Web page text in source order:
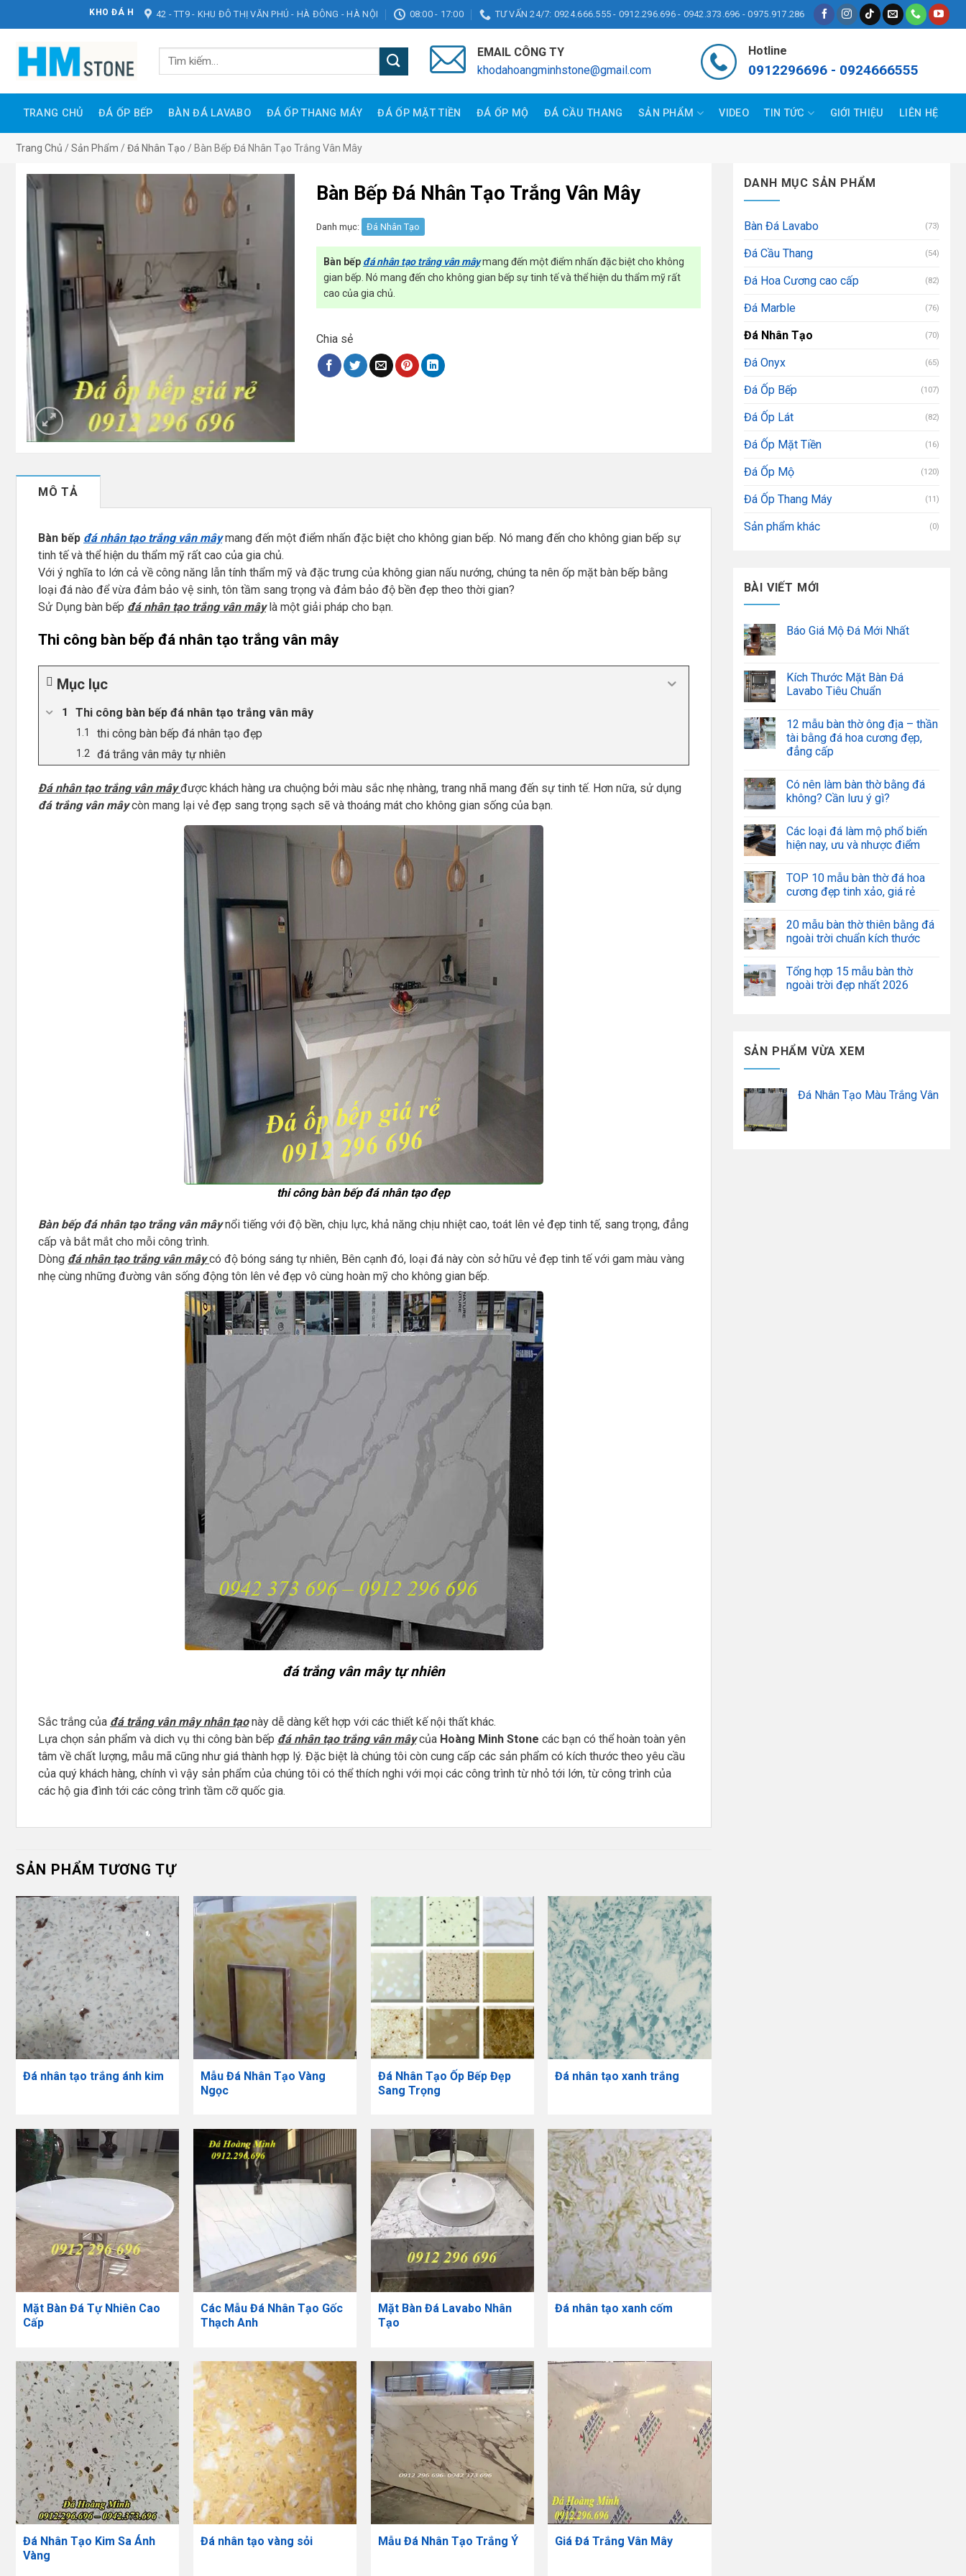
qua
ĐÁ HOÀNG MINH STONE 42 - TT9 - KHU ĐÔ THỊ VĂN PHÚ - HÀ ĐÔNG - HÀ NỘI 08:00 - 17:00 TƯ VẤN 24/7: 0924.666.555 - 0912.296.696 - 0942.373.696 - 0975.917.286
Tìm
kiếm:
EMAIL CÔNG TY
khodahoangminhstone@gmail.com
Hotline
0912296696 - 0924666555
TRANG CHỦ ĐÁ ỐP BẾP BÀN ĐÁ LAVABO ĐÁ ỐP THANG MÁY ĐÁ ỐP MẶT TIỀN ĐÁ ỐP MỘ ĐÁ CẦU THANG SẢN PHẨM VIDEO TIN TỨC GIỚI THIỆU LIÊN HỆ
Trang Chủ / Sản Phẩm / Đá Nhân Tạo / Bàn Bếp Đá Nhân Tạo Trắng Vân Mây
DANH MỤC SẢN PHẨM
Bàn Đá Lavabo (73)
Đá Cầu Thang (54)
Đá Hoa Cương cao cấp (82)
Đá Marble (76)
Đá Nhân Tạo (70)
Đá Onyx (65)
Đá Ốp Bếp (107)
Đá Ốp Lát (82)
Đá Ốp Mặt Tiền (16)
Đá Ốp Mộ (120)
Đá Ốp Thang Máy (11)
Sản phẩm khác (0)
BÀI VIẾT MỚI
Báo Giá Mộ Đá Mới Nhất
Kích Thước Mặt Bàn Đá
Lavabo Tiêu Chuẩn
12 mẫu bàn thờ ông địa – thần
tài bằng đá hoa cương đẹp,
đẳng cấp
Có nên làm bàn thờ bằng đá
không? Cần lưu ý gì?
Các loại đá làm mộ phổ biến
hiện nay, ưu và nhược điểm
TOP 10 mẫu bàn thờ đá hoa
cương đẹp tinh xảo, giá rẻ
20 mẫu bàn thờ thiên bằng đá
ngoài trời chuẩn kích thước
Tổng hợp 15 mẫu bàn thờ
ngoài trời đẹp nhất 2026
SẢN PHẨM VỪA XEM
Đá Nhân Tạo Màu Trắng Vân
Bàn Bếp Đá Nhân Tạo Trắng Vân Mây
Danh mục: Đá Nhân Tạo
Bàn bếp đá nhân tạo trắng vân mâymang đến một điểm nhấn đặc biệt cho không
gian bếp. Nó mang đến cho không gian bếp sự tinh tế và thể hiện du thẩm mỹ rất
cao của gia chủ.
Chia sẻ
MÔ TẢ
Bàn bếp đá nhân tạo trắng vân mâymang đến một điểm nhấn đặc biệt cho không gian bếp. Nó mang đến cho không gian bếp sự
tinh tế và thể hiện du thẩm mỹ rất cao của gia chủ.
Với ý nghĩa to lớn cả về công năng lẫn tính thẩm mỹ và đặc trưng của không gian nấu nướng, chúng ta nên ốp mặt bàn bếp bằng
loại đá nào để vừa đảm bảo vệ sinh, tôn tầm sang trọng và đảm bảo độ bền đẹp theo thời gian?
Sử Dụng bàn bếp đá nhân tạo trắng vân mâylà một giải pháp cho bạn.
Thi công bàn bếp đá nhân tạo trắng vân mây
Mục lục
Thi công bàn bếp đá nhân tạo trắng vân mây
thi công bàn bếp đá nhân tạo đẹp
đá trắng vân mây tự nhiên
Đá nhân tạo trắng vân mâyđược khách hàng ưa chuộng bởi màu sắc nhẹ nhàng, trang nhã mang đến sự tinh tế. Hơn nữa, sử dụng
đá trắng vân mâycòn mang lại vẻ đẹp sang trọng sạch sẽ và thoáng mát cho không gian sống của bạn.
thi công bàn bếp đá nhân tạo đẹp
Bàn bếp đá nhân tạo trắng vân mâynổi tiếng với độ bền, chịu lực, khả năng chịu nhiệt cao, toát lên vẻ đẹp tinh tế, sang trọng, đẳng
cấp và bắt mắt cho mỗi công trình.
Dòng đá nhân tạo trắng vân mâycó độ bóng sáng tự nhiên, Bên cạnh đó, loại đá này còn sở hữu vẻ đẹp tinh tế với gam màu vàng
nhẹ cùng những đường vân sống động tôn lên vẻ đẹp vô cùng hoàn mỹ cho không gian bếp.
đá trắng vân mây tự nhiên
Sắc trắng của đá trắng vân mây nhân tạonày dễ dàng kết hợp với các thiết kế nội thất khác.
Lựa chọn sản phẩm và dich vụ thi công bàn bếp đá nhân tạo trắng vân mâycủa Hoàng Minh Stone các bạn có thể hoàn toàn yên
tâm về chất lượng, mẫu mã cũng như giá thành hợp lý. Đặc biệt là chúng tôi còn cung cấp các sản phẩm có kích thước theo yêu cầu
của quý khách hàng, chính vì vậy sản phẩm của chúng tôi có thể thích nghi với mọi các công trình từ nhỏ tới lớn, từ công trình của
các hộ gia đình tới các công trình tầm cỡ quốc gia.
SẢN PHẨM TƯƠNG TỰ
Đá nhân tạo trắng ánh kim
Mẫu Đá Nhân Tạo Vàng
Ngọc
Đá Nhân Tạo Ốp Bếp Đẹp
Sang Trọng
Đá nhân tạo xanh trắng
Mặt Bàn Đá Tự Nhiên Cao
Cấp
Các Mẫu Đá Nhân Tạo Gốc
Thạch Anh
Mặt Bàn Đá Lavabo Nhân
Tạo
Đá nhân tạo xanh cốm
Đá Nhân Tạo Kim Sa Ánh
Vàng
Đá nhân tạo vàng sỏi Mẫu Đá Nhân Tạo Trắng Ý Giá Đá Trắng Vân Mây